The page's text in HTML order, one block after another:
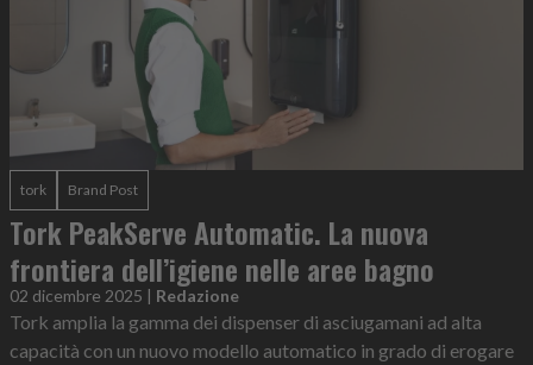
tork Brand Post
Tork PeakServe Automatic. La nuova
frontiera dell’igiene nelle aree bagno
02 dicembre 2025 | Redazione
Tork amplia la gamma dei dispenser di asciugamani ad alta
capacità con un nuovo modello automatico in grado di erogare